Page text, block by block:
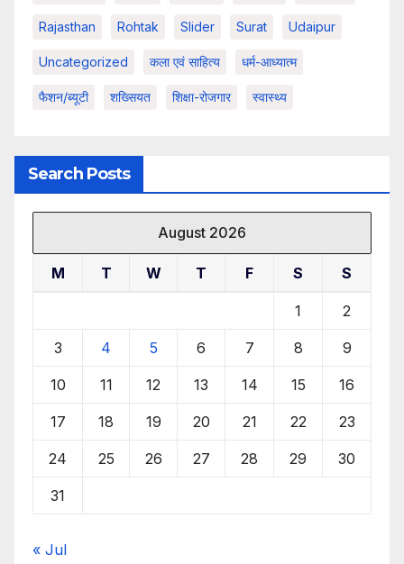
Rajasthan Rohtak Slider Surat Udaipur
Uncategorized कला एवं साहित्य धर्म-आध्यात्म
फैशन/ब्यूटी शख्सियत शिक्षा-रोजगार स्वास्थ्य
Search Posts
August 2026
M T W T F S S
1 2
3 4 5 6 7 8 9
10 11 12 13 14 15 16
17 18 19 20 21 22 23
24 25 26 27 28 29 30
31
« Jul